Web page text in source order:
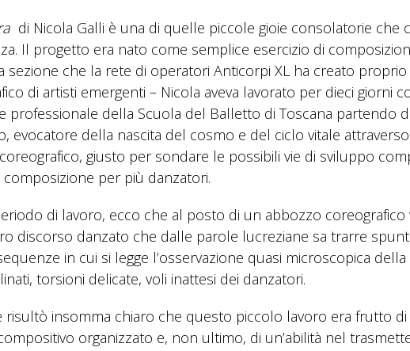
di Nicola Galli è una di quelle piccole gioie consolatorie che
Il progetto era nato come semplice esercizio di
sezione che la rete di operatori Anticorpi XL ha creato
di artisti emergenti – Nicola aveva lavorato per dieci giorni
della Scuola del Balletto di Toscana partendo
evocatore della nascita del cosmo e del ciclo vitale
giusto per sondare le possibili vie di sviluppo
per più danzatori.
di lavoro, ecco che al posto di un abbozzo coreografico
discorso danzato che dalle parole lucreziane sa trarre
in cui si legge l’osservazione quasi microscopica
torsioni delicate, voli inattesi dei danzatori.
risultò insomma chiaro che questo piccolo lavoro era frutto di
organizzato e, non ultimo, di un’abilità nel